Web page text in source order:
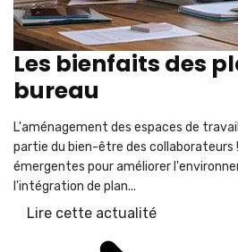
Les bienfaits des
bureau
L'aménagement des espaces de
partie du bien-être des collaborateurs
émergentes pour améliorer
l'intégration de plan...
Lire cette actualité